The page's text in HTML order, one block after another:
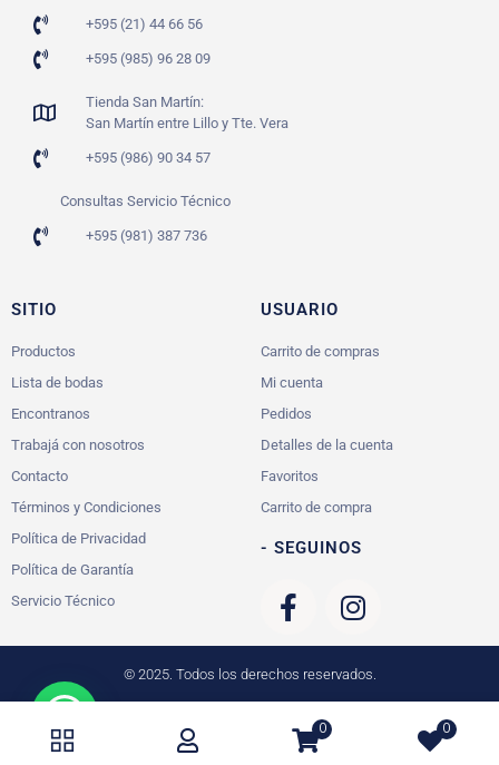
+595 (21) 44 66 56
+595 (985) 96 28 09
Tienda San Martín:
San Martín entre Lillo y Tte. Vera
+595 (986) 90 34 57
Consultas Servicio Técnico
+595 (981) 387 736
SITIO
Productos
Lista de bodas
Encontranos
Trabajá con nosotros
Contacto
Términos y Condiciones
Política de Privacidad
Política de Garantía
Servicio Técnico
USUARIO
Carrito de compras
Mi cuenta
Pedidos
Detalles de la cuenta
Favoritos
Carrito de compra
- SEGUINOS
© 2025. Todos los derechos reservados.
0 0